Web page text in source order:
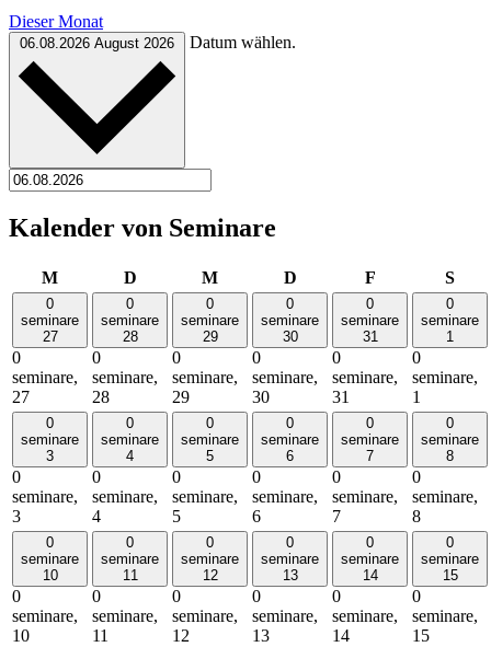
Dieser Monat
06.08.2026 August 2026 Datum wählen.
Kalender von Seminare
MMontag DDienstag MMittwochDDonnerstag
FFreitag S
0
seminare
27
0
seminare,
27
0
seminare
28
0
seminare,
28
0
seminare
29
0
seminare,
29
0
seminare
30
0
seminare,
30
0
seminare
31
0
seminare,
31
0
seminare
1
0
seminare,
1
0
seminare
3
0
seminare,
3
0
seminare
4
0
seminare,
4
0
seminare
5
0
seminare,
5
0
seminare
6
0
seminare,
6
0
seminare
7
0
seminare,
7
0
seminare
8
0
seminare,
8
0
seminare
10
0
seminare,
10
0
seminare
11
0
seminare,
11
0
seminare
12
0
seminare,
12
0
seminare
13
0
seminare,
13
0
seminare
14
0
seminare,
14
0
seminare
15
0
seminare,
15